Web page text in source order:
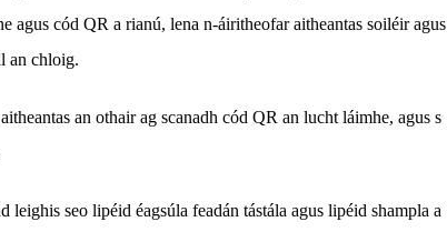
agus cód QR a rianú, lena n-áiritheofar aitheantas soiléir agus
an chloig.
an othair ag scanadh cód QR an lucht láimhe, agus s
seo lipéid éagsúla feadán tástála agus lipéid shampla a